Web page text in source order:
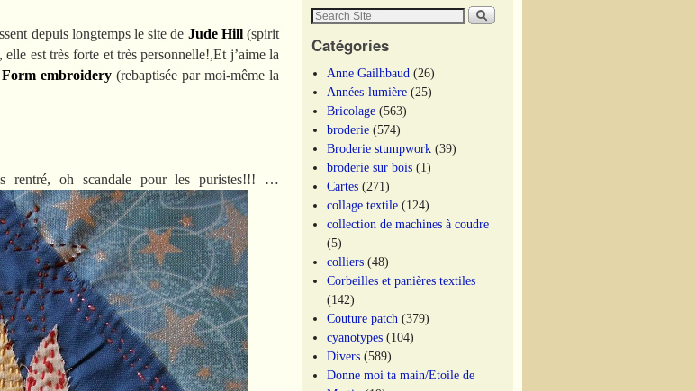
depuis longtemps le site de Jude Hill(spirit
est très forte et très personnelle!,Et j’aime la
embroidery (rebaptisée par moi-même la
rentré, oh scandale pour les puristes!!! …
Catégories
Anne Gailhbaud (26)
Années-lumière (25)
Bricolage (563)
broderie (574)
Broderie stumpwork (39)
broderie sur bois (1)
Cartes (271)
collage textile (124)
collection de machines à coudre
(5)
colliers (48)
Corbeilles et panières textiles
(142)
Couture patch (379)
cyanotypes (104)
Divers (589)
Donne moi ta main/Etoile de